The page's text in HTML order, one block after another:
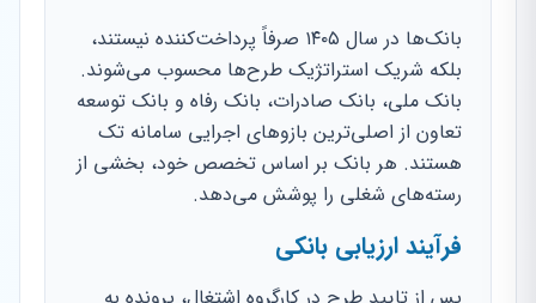
بانک‌ها در سال ۱۴۰۵ صرفاً پرداخت‌کننده نیستند،
بلکه شریک استراتژیک طرح‌ها محسوب می‌شوند.
بانک ملی، بانک صادرات، بانک رفاه و بانک توسعه
تعاون از اصلی‌ترین بازوهای اجرایی سامانه تک
هستند. هر بانک بر اساس تخصص خود، بخشی از
رسته‌های شغلی را پوشش می‌دهد.
فرآیند ارزیابی بانکی